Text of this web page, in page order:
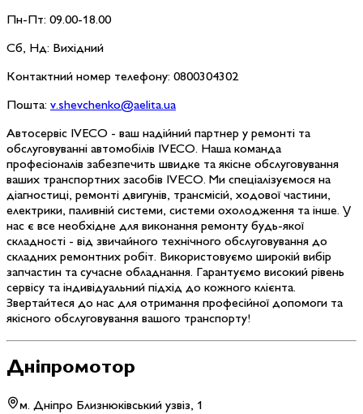
Пн-Пт: 09.00-18.00
Сб, Нд: Вихідний
Контактний номер телефону: 0800304302
Пошта: v.shevchenko@aelita.ua
Автосервіс IVECO - ваш надійний партнер у ремонті та
обслуговуванні автомобілів IVECO. Наша команда
професіоналів забезпечить швидке та якісне обслуговування
ваших транспортних засобів IVECO. Ми спеціалізуємося на
діагностиці, ремонті двигунів, трансмісій, ходової частини,
електрики, паливній системи, системи охолодження та інше. У
нас є все необхідне для виконання ремонту будь-якої
складності - від звичайного технічного обслуговування до
складних ремонтних робіт. Використовуємо широкій вибір
запчастин та сучасне обладнання. Гарантуємо високий рівень
сервісу та індивідуальний підхід до кожного клієнта.
Звертайтеся до нас для отримання професійної допомоги та
якісного обслуговування вашого транспорту!
Дніпромотор
м. Дніпро Близнюківський узвіз, 1